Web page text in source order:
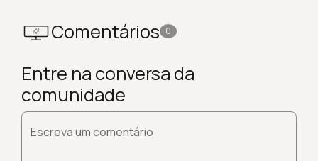
Comentários 0
Entre na conversa da
comunidade
Escreva um comentário